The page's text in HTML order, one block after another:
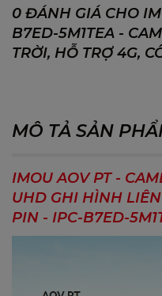
0 ĐÁNH GIÁ CHO
B7ED-5M1TEA -
TRỜI, HỖ TRỢ 4G,
MÔ TẢ SẢN
IMOU AOV PT -
UHD GHI HÌNH
PIN - IPC-B7ED-